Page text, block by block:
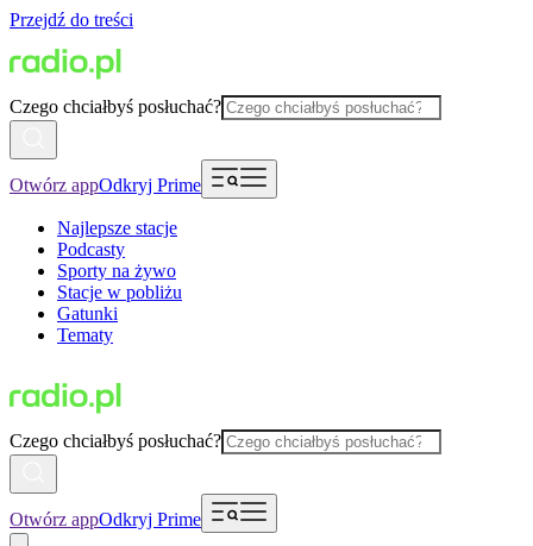
Przejdź do treści
Czego chciałbyś posłuchać?
Otwórz appOdkryj Prime
Najlepsze stacje
Podcasty
Sporty na żywo
Stacje w pobliżu
Gatunki
Tematy
Czego chciałbyś posłuchać?
Otwórz appOdkryj Prime